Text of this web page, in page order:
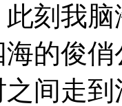
我脑
的俊
间走